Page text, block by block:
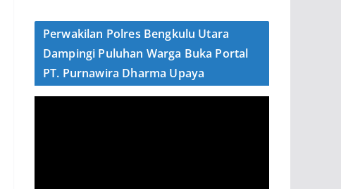
Perwakilan Polres Bengkulu Utara
Dampingi Puluhan Warga Buka Portal
PT. Purnawira Dharma Upaya